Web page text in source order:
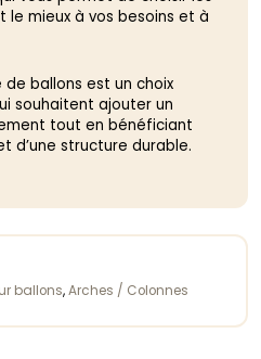
le mieux à vos besoins et à
ballons est un choix
souhaitent ajouter un
tout en bénéficiant
d’une structure durable.
ballons,Arches / Colonnes